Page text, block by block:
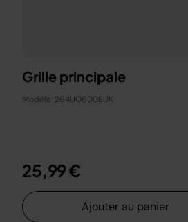
Grille principale
Modèle: 264UO600EUK
25,99 €
Ajouter au panier